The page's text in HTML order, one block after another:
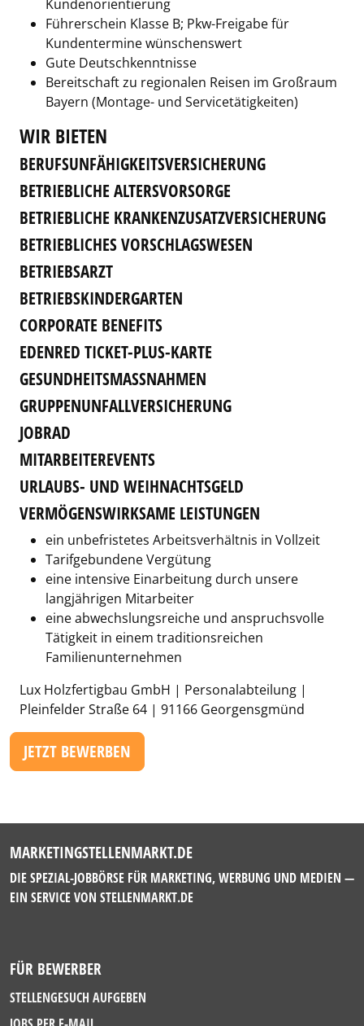
Kundenorientierung
Führerschein Klasse B; Pkw-Freigabe für
Kundentermine wünschenswert
Gute Deutschkenntnisse
Bereitschaft zu regionalen Reisen im Großraum
Bayern (Montage- und Servicetätigkeiten)
WIR BIETEN
BERUFSUNFÄHIGKEITSVERSICHERUNG
BETRIEBLICHE ALTERSVORSORGE
BETRIEBLICHE KRANKENZUSATZVERSICHERUNG
BETRIEBLICHES VORSCHLAGSWESEN
BETRIEBSARZT
BETRIEBSKINDERGARTEN
CORPORATE BENEFITS
EDENRED TICKET-PLUS-KARTE
GESUNDHEITSMASSNAHMEN
GRUPPENUNFALLVERSICHERUNG
JOBRAD
MITARBEITEREVENTS
URLAUBS- UND WEIHNACHTSGELD
VERMÖGENSWIRKSAME LEISTUNGEN
ein unbefristetes Arbeitsverhältnis in Vollzeit
Tarifgebundene Vergütung
eine intensive Einarbeitung durch unsere
langjährigen Mitarbeiter
eine abwechslungsreiche und anspruchsvolle
Tätigkeit in einem traditionsreichen
Familienunternehmen
Lux Holzfertigbau GmbH | Personalabteilung |
Pleinfelder Straße 64 | 91166 Georgensgmünd
JETZT BEWERBEN
MARKETINGSTELLENMARKT.DE
DIE SPEZIAL-JOBBÖRSE FÜR MARKETING, WERBUNG UND MEDIEN —
EIN SERVICE VON STELLENMARKT.DE
FÜR BEWERBER
STELLENGESUCH AUFGEBEN